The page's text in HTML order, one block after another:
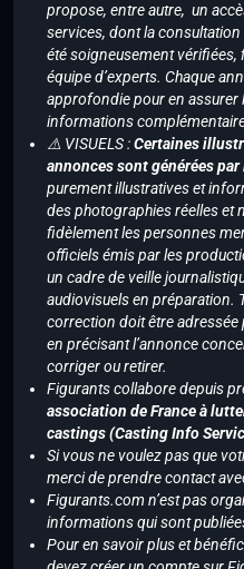
propose, entre autre, un
services, dont la
été soigneusement
équipe d’experts. Chaque
approfondie pour en assurer
informations
⚠️ VISUELS :Certaines
annonces sont générées
purement illustratives et
des photographies réelles et
fidèlement les personnes
officiels émis par les
un cadre de veille
audiovisuels en préparation.
correction doit être adressée
en précisant l’annonce
corriger ou retirer.
Figurants collabore depuis
association de France à
castings (Casting Info
Si vous ne voulez pas que
merci de prendre contact
Figurants.com n’est pas
informations qui sont
Pour en savoir plus et